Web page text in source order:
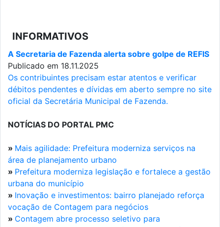
INFORMATIVOS
A Secretaria de Fazenda alerta sobre golpe de REFIS
Publicado em 18.11.2025
Os contribuintes precisam estar atentos e verificar
débitos pendentes e dívidas em aberto sempre no site
oficial da Secretária Municipal de Fazenda.
NOTÍCIAS DO PORTAL PMC
» Mais agilidade: Prefeitura moderniza serviços na
área de planejamento urbano
» Prefeitura moderniza legislação e fortalece a gestão
urbana do município
» Inovação e investimentos: bairro planejado reforça
vocação de Contagem para negócios
» Contagem abre processo seletivo para